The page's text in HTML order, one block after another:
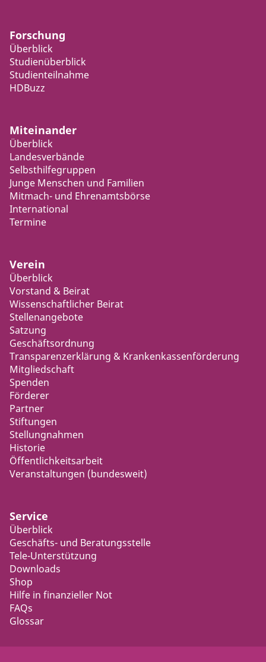
Forschung
Überblick
Studienüberblick
Studienteilnahme
HDBuzz
Miteinander
Überblick
Landesverbände
Selbsthilfegruppen
Junge Menschen und Familien
Mitmach- und Ehrenamtsbörse
International
Termine
Verein
Überblick
Vorstand & Beirat
Wissenschaftlicher Beirat
Stellenangebote
Satzung
Geschäftsordnung
Transparenzerklärung & Krankenkassenförderung
Mitgliedschaft
Spenden
Förderer
Partner
Stiftungen
Stellungnahmen
Historie
Öffentlichkeitsarbeit
Veranstaltungen (bundesweit)
Service
Überblick
Geschäfts- und Beratungsstelle
Tele-Unterstützung
Downloads
Shop
Hilfe in finanzieller Not
FAQs
Glossar